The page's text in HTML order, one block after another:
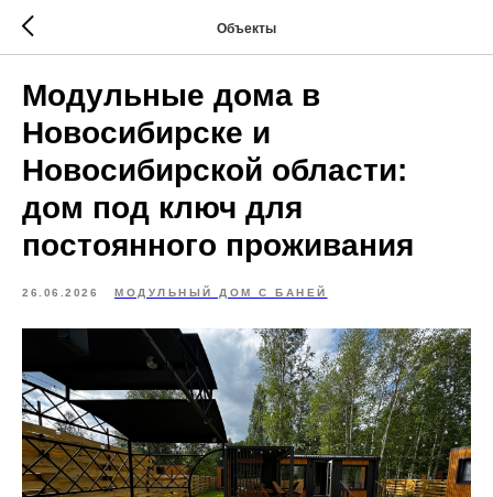
Объекты
Модульные дома в
Новосибирске и
Новосибирской области:
дом под ключ для
постоянного проживания
26.06.2026 МОДУЛЬНЫЙ ДОМ С БАНЕЙ